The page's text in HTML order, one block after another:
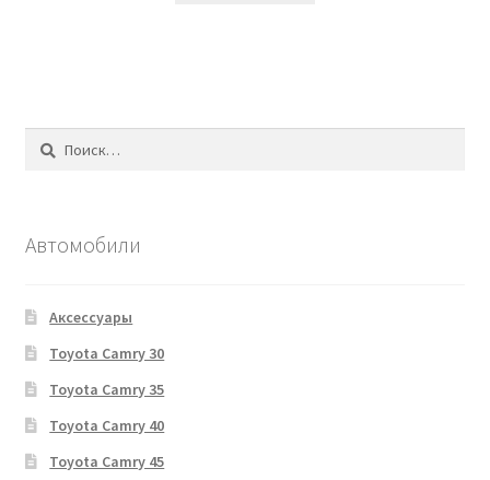
Найти:
Автомобили
Аксессуары
Toyota Camry 30
Toyota Camry 35
Toyota Camry 40
Toyota Camry 45